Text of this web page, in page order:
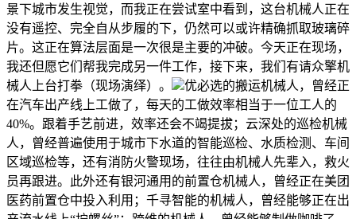
景下城市发生视觉，而我正在尝试室中看到，这台机械人正在
没有遥控、完全自从步履的下，仍然可以或许精确抓取玻璃碎
片。这正在算法层面是一次很是主要的冲破。今天正在现场，
我还但愿它们帮我完成另一件工作，接下来，我们有请众擎机
械人上台打拳（现场演绎）。
优必选的搬运机械人，曾经正
在汽车出产线上工做了，每天的工做效率相当于一位工人的
40%。跟着手艺前进，效率还会不竭提拔；云深处的巡检机械
人，曾经普遍使用于城市下水道的智能巡检、水质检测、车间
区域巡检等，还有消防火警现场，往往由机械人先辈入，救火
员再跟进。此外还有银河通用的前置仓机械人，曾经正在美团
医药前置仓中投入利用；千寻智能的机械人，曾经能够正在出